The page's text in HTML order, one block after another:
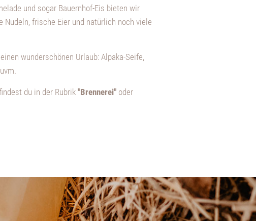
und sogar Bauernhof-Eis bieten wir
Nudeln, frische Eier und natürlich noch viele
wunderschönen Urlaub: Alpaka-Seife,
du in der Rubrik "Brennerei" oder